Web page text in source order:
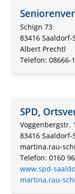
Schign 73
83416 Saaldorf-
Albert Prechtl
Telefon: 08666-
SPD,
Voggenbergstr.
83416 Saaldorf-
martina.rau-
Telefon: 0160
www.spd-
martina.rau-